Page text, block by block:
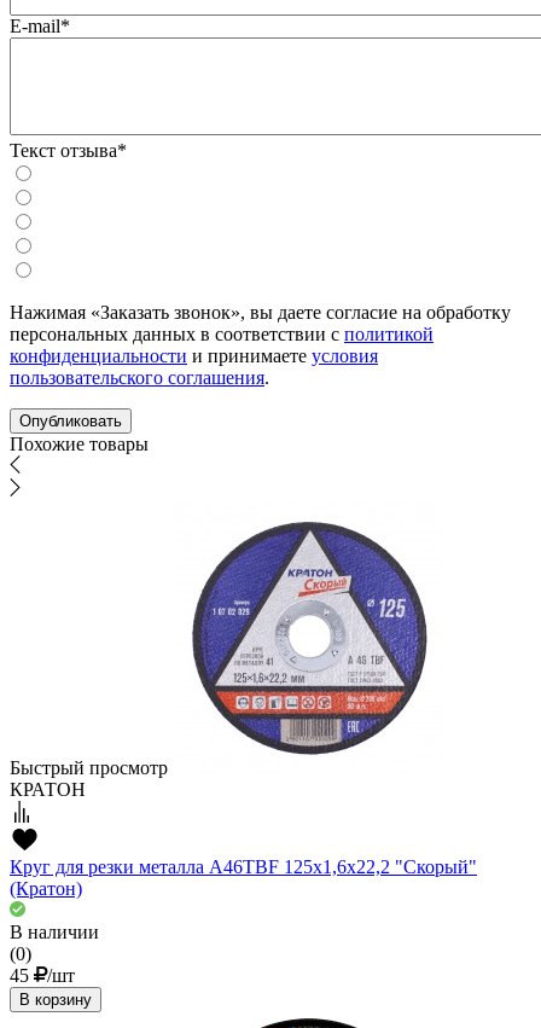
E-mail*
Текст отзыва*
Нажимая «Заказать звонок», вы даете согласие на обработку
персональных данных в соответствии с политикой
конфиденциальности и принимаете условия
пользовательского соглашения.
Похожие товары
Быстрый просмотр
КРАТОН
Круг для резки металла A46TBF 125х1,6х22,2 "Скорый"
(Кратон)
В наличии
(0)
45
/шт
В корзину